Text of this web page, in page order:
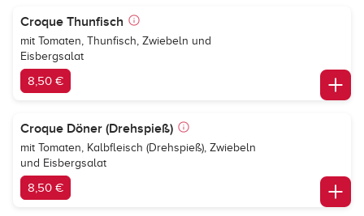
Croque Thunfisch
mit Tomaten, Thunfisch, Zwiebeln und
Eisbergsalat
8,50 €
Croque Döner (Drehspieß)
mit Tomaten, Kalbfleisch (Drehspieß), Zwiebeln
und Eisbergsalat
8,50 €